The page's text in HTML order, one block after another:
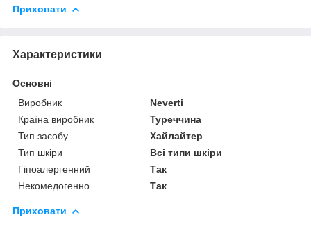
Приховати
Характеристики
Основні
Виробник
Neverti
Країна виробник
Туреччина
Тип засобу
Хайлайтер
Тип шкіри
Всі типи шкіри
Гіпоалергенний
Так
Некомедогенно
Так
Приховати